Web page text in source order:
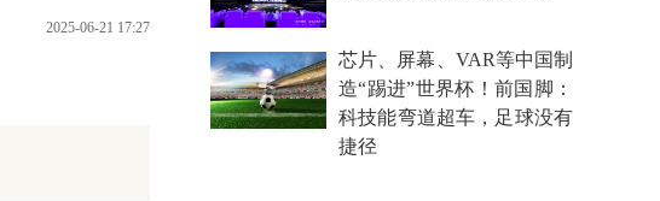
2025-06-21 17:27
芯片、屏幕、VAR等中国制
造“踢进”世界杯！前国脚：
科技能弯道超车，足球没有
捷径